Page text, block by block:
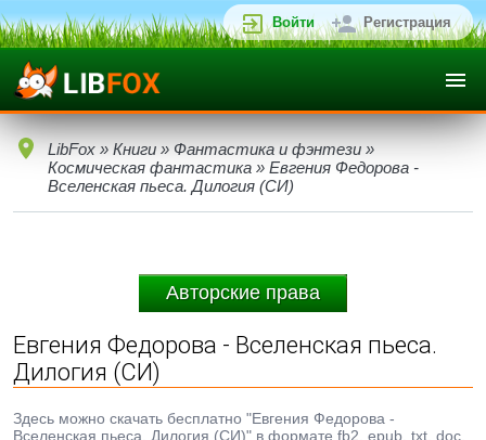
Войти Регистрация
LibFox » Книги » Фантастика и фэнтези »
Космическая фантастика » Евгения Федорова -
Вселенская пьеса. Дилогия (СИ)
Авторские права
Евгения Федорова - Вселенская пьеса.
Дилогия (СИ)
Здесь можно скачать бесплатно "Евгения Федорова -
Вселенская пьеса. Дилогия (СИ)" в формате fb2, epub, txt, doc,